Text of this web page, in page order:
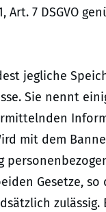
7 DSGVO
jegliche
Sie nennt
mit dem
Gesetze,